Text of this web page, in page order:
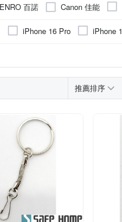
百諾 Canon 佳能
GCOMM GOR
o-one Panasonic 國際
SONY 索尼
iPhone 16 Pro iPhone
(6.7)
iPhone 12 紅米系列
iPhone 7 plus/8 plus
iPhone 16e
ASUS Zenfone 5 系列
小米
護貼
推薦排序